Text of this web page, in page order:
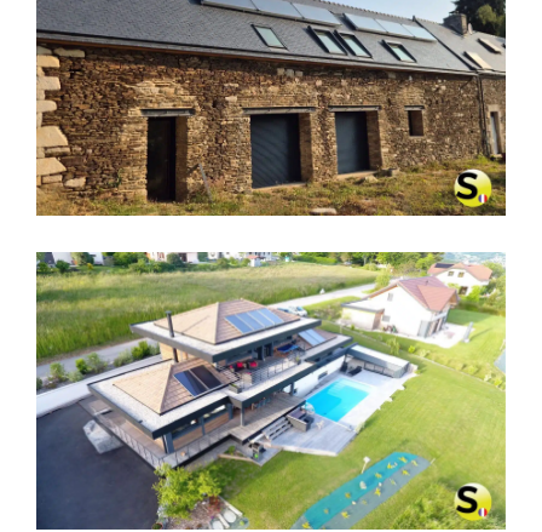
CHAUFFAGE SOLAIRE SOLISART
SC2 À BIGNAN – MORBIHAN
CHAUFFAGE SOLAIRE SOLISART À
ANNECY, HAUTE-SAVOIE